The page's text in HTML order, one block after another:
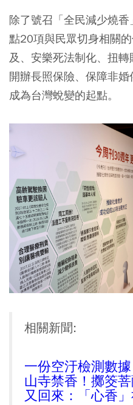
除了號召「全民減少燒
點20項與民眾切身相關
及、安樂死法制化、扭轉
開辦長照保險、保障非
成為台灣蛻變的起點。
相關新聞:
一份空汙檢測數
山寺禁香！擲筊
又回來：「心香